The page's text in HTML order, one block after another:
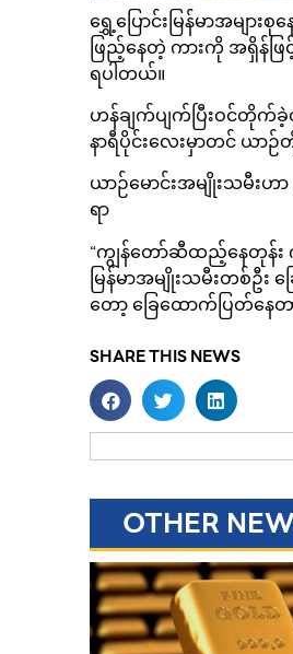
ရွှေ့ပြောင်းမြန်မာအမ
ဖြည့်နေတဲ့ ကားကို အရှိန်ဖ
ရပါတယ်။
ဟန်ချက်ပျက်ပြီးဝင်တိုက်
နာရီပိုင်းလေးမှာတင် ယာဉ်
ယာဉ်မောင်းအမျိုးသမီး
ရာ
“ကျွန်တော်ဆီထည့်နေတုန်
မြန်မာအမျိုးသမီးတစ်ဦ
တော့ ခြေထောက်ပြတ်န
SHARE THIS NEWS
OTHER